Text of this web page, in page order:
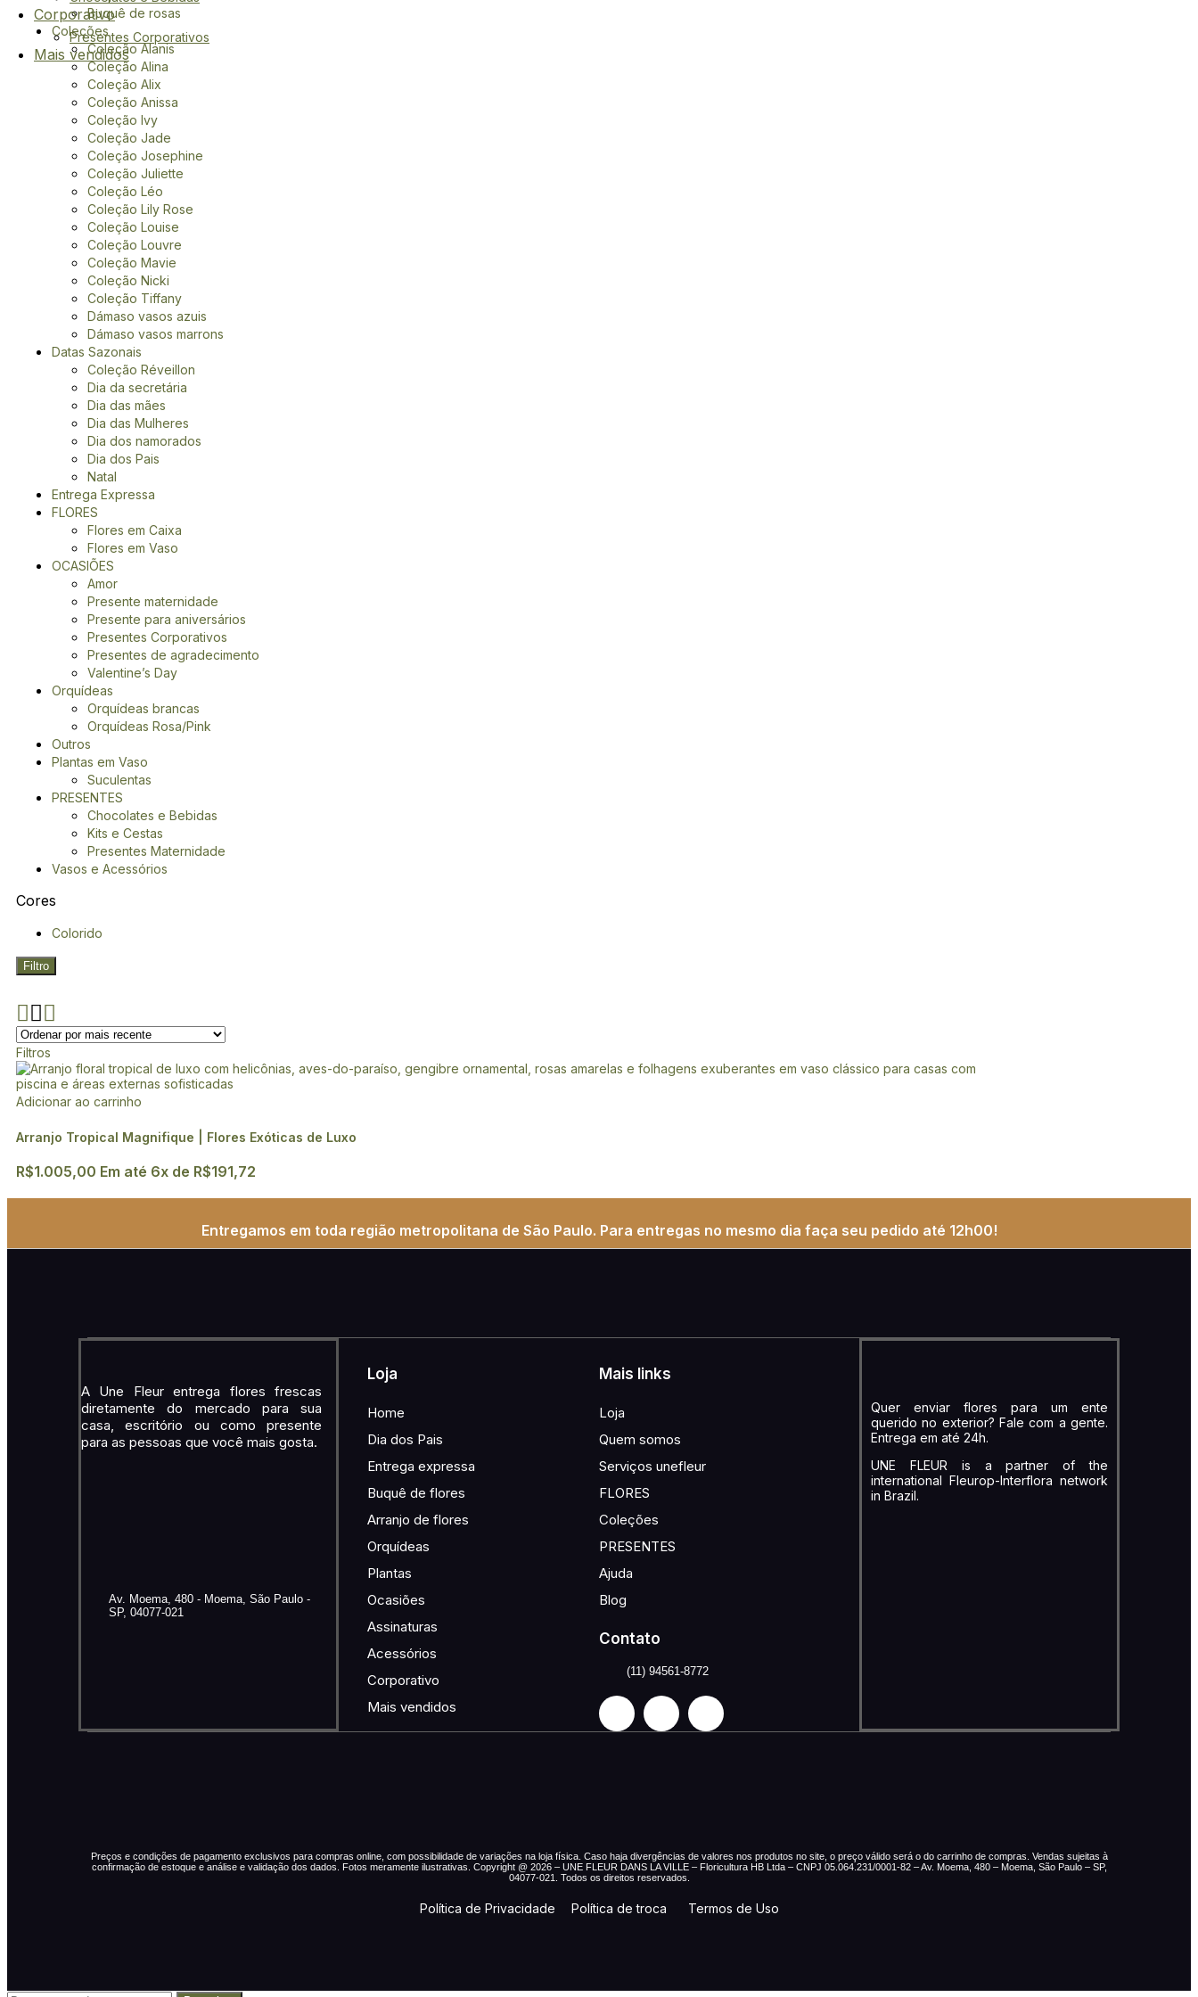
Corporativo
Presentes Corporativos
Mais vendidos
Buquê de rosas
Coleções
Coleção Alanis
Coleção Alina
Coleção Alix
Coleção Anissa
Coleção Ivy
Coleção Jade
Coleção Josephine
Coleção Juliette
Coleção Léo
Coleção Lily Rose
Coleção Louise
Coleção Louvre
Coleção Mavie
Coleção Nicki
Coleção Tiffany
Dámaso vasos azuis
Dámaso vasos marrons
Datas Sazonais
Coleção Réveillon
Dia da secretária
Dia das mães
Dia das Mulheres
Dia dos namorados
Dia dos Pais
Natal
Entrega Expressa
FLORES
Flores em Caixa
Flores em Vaso
OCASIÕES
Amor
Presente maternidade
Presente para aniversários
Presentes Corporativos
Presentes de agradecimento
Valentine’s Day
Orquídeas
Orquídeas brancas
Orquídeas Rosa/Pink
Outros
Plantas em Vaso
Suculentas
PRESENTES
Chocolates e Bebidas
Kits e Cestas
Presentes Maternidade
Vasos e Acessórios
Cores
Colorido
Filtro
Filtros
Adicionar ao carrinho
Arranjo Tropical Magnifique | Flores Exóticas de Luxo
R$1.005,00 Em até 6x de R$191,72
Entregamos em toda região metropolitana de São Paulo. Para entregas no mesmo dia faça seu pedido até 12h00!
A Une Fleur entrega flores frescas
diretamente do mercado para sua
casa, escritório ou como presente
para as pessoas que você mais gosta.
Av. Moema, 480 - Moema, São Paulo -
SP, 04077-021
Loja
Home
Dia dos Pais
Entrega expressa
Buquê de flores
Arranjo de flores
Orquídeas
Plantas
Ocasiões
Assinaturas
Acessórios
Corporativo
Mais vendidos
Mais links
Loja
Quem somos
Serviços unefleur
FLORES
Coleções
PRESENTES
Ajuda
Blog
Contato
(11) 94561-8772
Quer enviar flores para um ente
querido no exterior? Fale com a gente.
Entrega em até 24h.
UNE FLEUR is a partner of the
international Fleurop-Interflora network
in Brazil.
Preços e condições de pagamento exclusivos para compras online, com possibilidade de variações na loja física. Caso haja divergências de valores nos produtos no site, o preço válido será o do carrinho de compras. Vendas sujeitas à
confirmação de estoque e análise e validação dos dados. Fotos meramente ilustrativas. Copyright @ 2026 – UNE FLEUR DANS LA VILLE – Floricultura HB Ltda – CNPJ 05.064.231/0001-82 – Av. Moema, 480 – Moema, São Paulo – SP,
04077-021. Todos os direitos reservados.
Política de Privacidade Política de troca Termos de Uso